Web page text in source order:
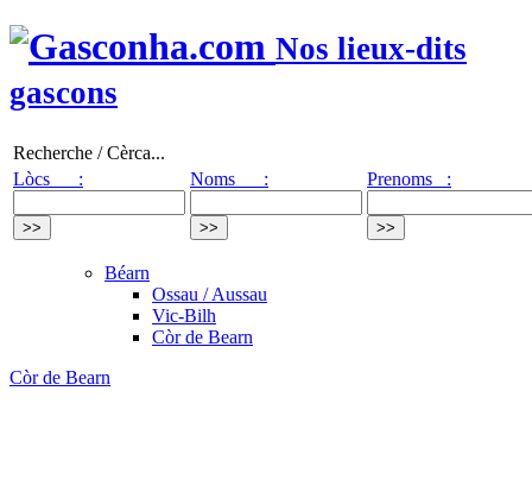
Nos lieux-dits
gascons
Recherche / Cèrca...
Lòcs :
Noms : Prenoms :
Béarn
Ossau / Aussau
Vic-Bilh
Còr de Bearn
Còr de Bearn